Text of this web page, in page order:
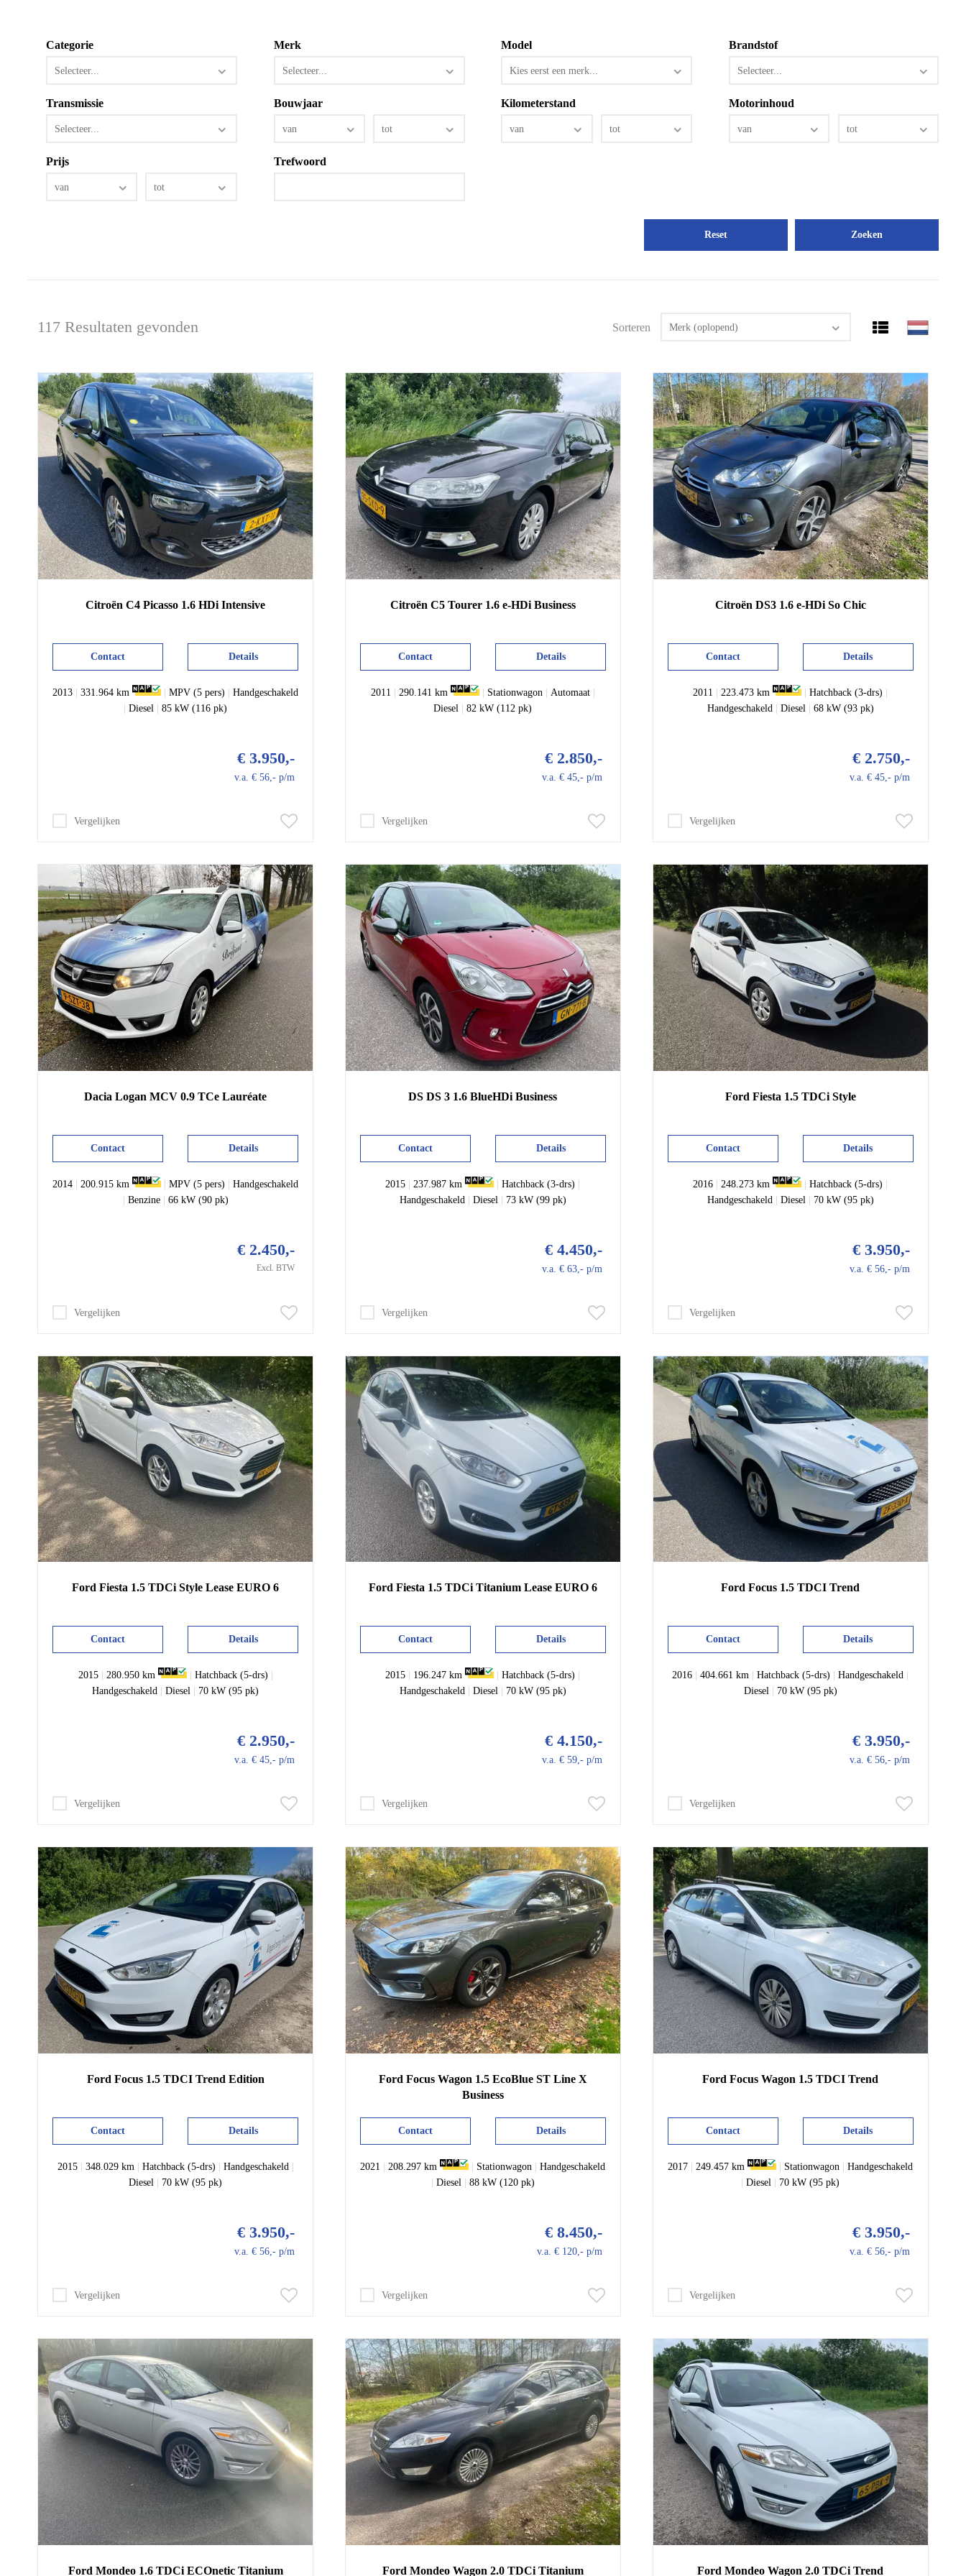
Categorie
Selecteer...
Merk
Selecteer...
Model
Kies eerst een merk...
Brandstof
Selecteer...
Transmissie
Selecteer...
Bouwjaar
van tot
Kilometerstand
van tot
Motorinhoud
van tot
Prijs
van tot
Trefwoord
Reset
117 Resultaten gevonden Sorteren Merk (oplopend)
Citroën C4 Picasso 1.6 HDi Intensive
Details
Contact
2013 |331.964 km |MPV (5 pers) |Handgeschakeld
|Diesel |85 kW (116 pk)
€ 3.950,-
v.a. € 56,- p/m
Vergelijken
Citroën C5 Tourer 1.6 e-HDi Business
Details
Contact
2011 290.141 km Stationwagon Automaat|
Diesel
|82 kW (112 pk)
€ 2.850,-
v.a. € 45,- p/m
Vergelijken
Citroën DS3 1.6 e-HDi So Chic
Details
Contact
2011 223.473 km |Hatchback (3-drs)
Handgeschakeld
Diesel 68 kW (93 pk)
€ 2.750,-
v.a. € 45,- p/m
Vergelijken
Dacia Logan MCV 0.9 TCe Lauréate
Details
Contact
2014 | 200.915 km |MPV (5 pers) |Handgeschakeld
| Benzine| 66 kW (90 pk)
€ 2.450,-
Excl. BTW
Vergelijken
DS DS 3 1.6 BlueHDi Business
Details
Contact
2015 | 237.987 km |Hatchback (3-drs) |
Handgeschakeld | Diesel | 73 kW (99 pk)
€ 4.450,-
v.a. € 63,- p/m
Vergelijken
Ford Fiesta 1.5 TDCi Style
Details
Contact
2016 | 248.273 km |Hatchback (5-drs) |
Handgeschakeld | Diesel | 70 kW (95 pk)
€ 3.950,-
v.a. € 56,- p/m
Vergelijken
Ford Fiesta 1.5 TDCi Style Lease EURO 6
Details
Contact
2015| 280.950 km Hatchback (5-drs)
Handgeschakeld |Diesel 70 kW (95 pk)
€ 2.950,-
v.a. € 45,- p/m
Vergelijken
Ford Fiesta 1.5 TDCi Titanium Lease EURO 6
Details
Contact
2015 196.247 km |Hatchback (5-drs)
Handgeschakeld| Diesel| 70 kW (95 pk)
€ 4.150,-
v.a. € 59,- p/m
Vergelijken
Ford Focus 1.5 TDCI Trend
Details
Contact
2016 |404.661 km |Hatchback (5-drs) |Handgeschakeld
Diesel| 70 kW (95 pk)
€ 3.950,-
v.a. € 56,- p/m
Vergelijken
Ford Focus 1.5 TDCI Trend Edition
Details
Contact
2015| 348.029 km Hatchback (5-drs) Handgeschakeld|
Diesel
70 kW (95 pk)
€ 3.950,-
v.a. € 56,- p/m
Vergelijken
Ford Focus Wagon 1.5 EcoBlue ST Line X
Business
Details
Contact
2021 |208.297 km Stationwagon |Handgeschakeld
Diesel| 88 kW (120 pk)
€ 8.450,-
v.a. € 120,- p/m
Vergelijken
Ford Focus Wagon 1.5 TDCI Trend
Details
Contact
2017 |249.457 km Stationwagon |Handgeschakeld
|Diesel 70 kW (95 pk)
€ 3.950,-
v.a. € 56,- p/m
Vergelijken
Ford Mondeo 1.6 TDCi ECOnetic Titanium Ford Mondeo Wagon 2.0 TDCi Titanium Ford Mondeo Wagon 2.0 TDCi Trend